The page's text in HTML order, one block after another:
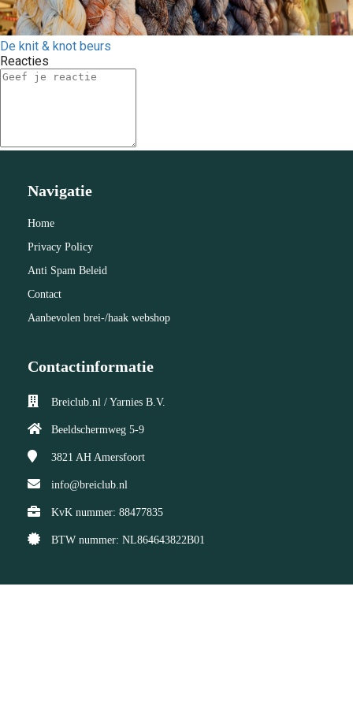
De knit & knot beurs
Reacties
Navigatie
Home
Privacy Policy
Anti Spam Beleid
Contact
Aanbevolen brei-/haak webshop
Contactinformatie
Breiclub.nl / Yarnies B.V.
Beeldschermweg 5-9
3821 AH Amersfoort
info@breiclub.nl
KvK nummer: 88477835
BTW nummer: NL864643822B01